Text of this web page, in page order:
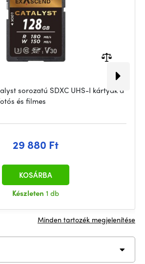
sorozatú SDXC UHS-I kártyák a
és filmes
29 880 Ft
Készleten 1 db
KOSÁRBA
Minden tartozék megjelenítése